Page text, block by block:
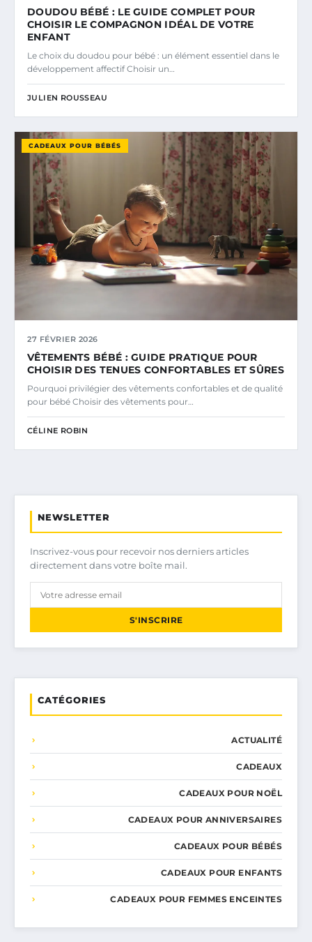
DOUDOU BÉBÉ : LE GUIDE COMPLET POUR
CHOISIR LE COMPAGNON IDÉAL DE VOTRE
ENFANT
Le choix du doudou pour bébé : un élément essentiel dans le
développement affectif Choisir un…
JULIEN ROUSSEAU
CADEAUX POUR BÉBÉS
27 FÉVRIER 2026
VÊTEMENTS BÉBÉ : GUIDE PRATIQUE POUR
CHOISIR DES TENUES CONFORTABLES ET SÛRES
Pourquoi privilégier des vêtements confortables et de qualité
pour bébé Choisir des vêtements pour…
CÉLINE ROBIN
NEWSLETTER
Inscrivez-vous pour recevoir nos derniers articles
directement dans votre boîte mail.
S'INSCRIRE
CATÉGORIES
ACTUALITÉ
CADEAUX
CADEAUX POUR NOËL
CADEAUX POUR ANNIVERSAIRES
CADEAUX POUR BÉBÉS
CADEAUX POUR ENFANTS
CADEAUX POUR FEMMES ENCEINTES